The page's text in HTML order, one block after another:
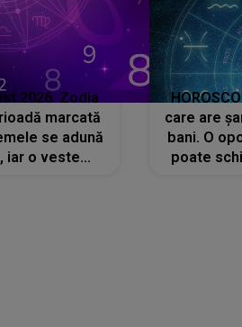
2026. Zodia
marcată
se adună
iar o veste
care are
bani. O
poate